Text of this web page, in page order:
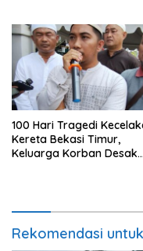
100 Hari Tragedi
Kereta Bekasi Timur,
Keluarga Korban Desak
Rekomendasi